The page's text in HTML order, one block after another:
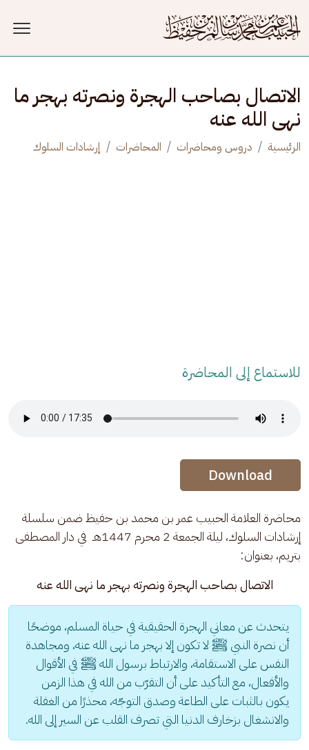
الاتصال بصاحب الهجرة ونصرته بهجر ما
نهى الله عنه
الرئيسية دروس ومحاضرات المحاضرات إرشادات السلوك
للاستماع إلى المحاضرة
Audio Stream
Audio Stream
Download
محاضرة العلامة الحبيب عمر بن محمد بن حفيظ ضمن سلسلة
إرشادات السلوك، ليلة الجمعة 2 محرم 1447هـ  في دار المصطفى
بتريم، بعنوان:
الاتصال بصاحب الهجرة ونصرته بهجر ما نهى الله عنه
يتحدث عن معاني الهجرة الحقيقية في حياة المسلم، موضحًا
أن نصرة النبي ﷺ لا تكون إلا بهجر ما نهى الله عنه، ومجاهدة
النفس على الاستقامة، والارتباط برسول الله ﷺ في الأقوال
والأفعال، مع التأكيد على أن التقرّب من الله في هذا الزمن
يكون بالثبات على الطاعة وصدق التوجّه، محذرًا من الغفلة
والانشغال بزخارف الدنيا التي تصرف القلب عن السير إلى الله.